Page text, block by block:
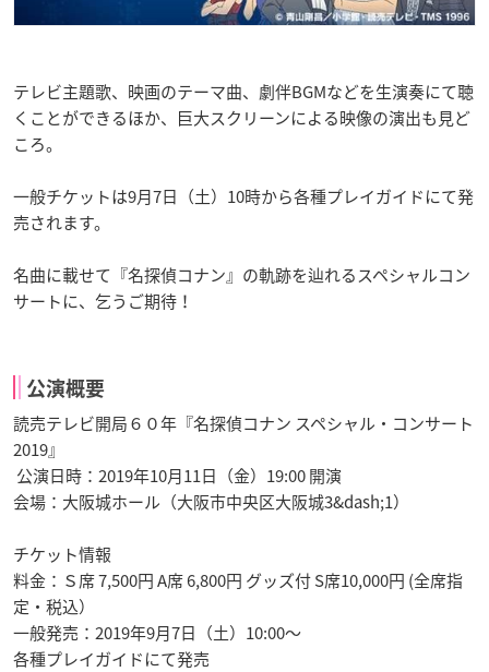
テレビ主題歌、映画のテーマ曲、劇伴BGMなどを生演奏にて聴
くことができるほか、巨大スクリーンによる映像の演出も見ど
ころ。
一般チケットは9月7日（土）10時から各種プレイガイドにて発
売されます。
名曲に載せて『名探偵コナン』の軌跡を辿れるスペシャルコン
サートに、乞うご期待！
公演概要
読売テレビ開局６０年『名探偵コナン スペシャル・コンサート
2019』
公演日時：2019年10月11日（金）19:00 開演
会場：大阪城ホール（大阪市中央区大阪城3&dash;1）
チケット情報
料金：Ｓ席 7,500円 A席 6,800円 グッズ付 S席10,000円 (全席指
定・税込）
一般発売：2019年9月7日（土）10:00～
各種プレイガイドにて発売